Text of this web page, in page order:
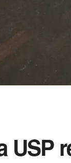
USP